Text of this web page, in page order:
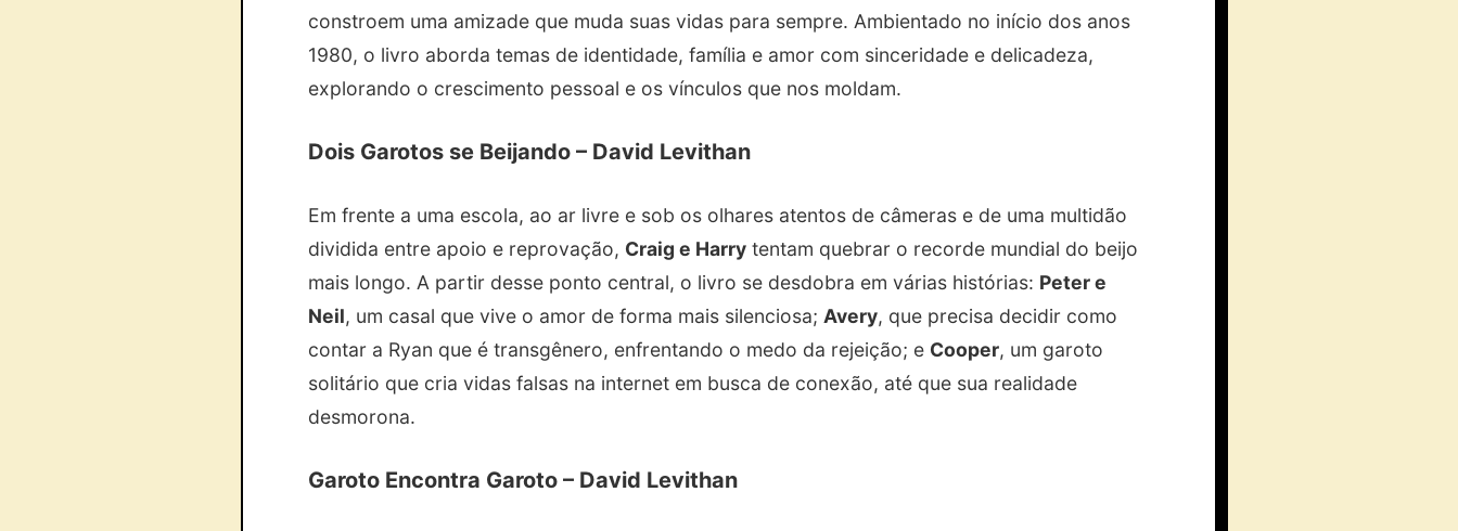
constroem uma amizade que muda suas vidas para sempre. Ambientado no início dos anos
1980, o livro aborda temas de identidade, família e amor com sinceridade e delicadeza,
explorando o crescimento pessoal e os vínculos que nos moldam.
Dois Garotos se Beijando – David Levithan
Em frente a uma escola, ao ar livre e sob os olhares atentos de câmeras e de uma multidão
dividida entre apoio e reprovação, Craig e Harry tentam quebrar o recorde mundial do beijo
mais longo. A partir desse ponto central, o livro se desdobra em várias histórias: Peter e
Neil, um casal que vive o amor de forma mais silenciosa; Avery, que precisa decidir como
contar a Ryan que é transgênero, enfrentando o medo da rejeição; e Cooper, um garoto
solitário que cria vidas falsas na internet em busca de conexão, até que sua realidade
desmorona.
Garoto Encontra Garoto – David Levithan